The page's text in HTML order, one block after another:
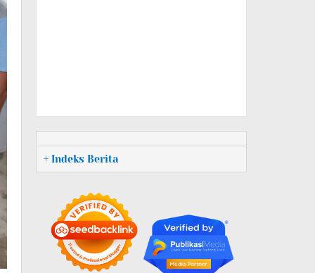
+ Indeks Berita